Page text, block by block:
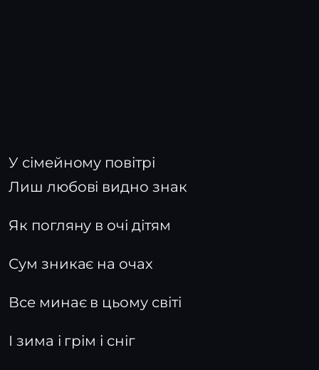
У сімейному повітрі
Лиш любові видно знак
Як погляну в очі дітям
Сум зникає на очах
Все минає в цьому світі
І зима і грім і сніг